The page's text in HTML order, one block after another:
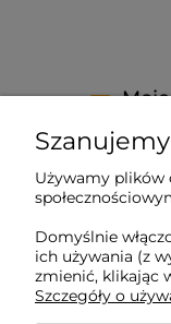
Twoje
Używamy plików
Domyślnie
ich używania (z
zmienić, klikając
Szczegóły o